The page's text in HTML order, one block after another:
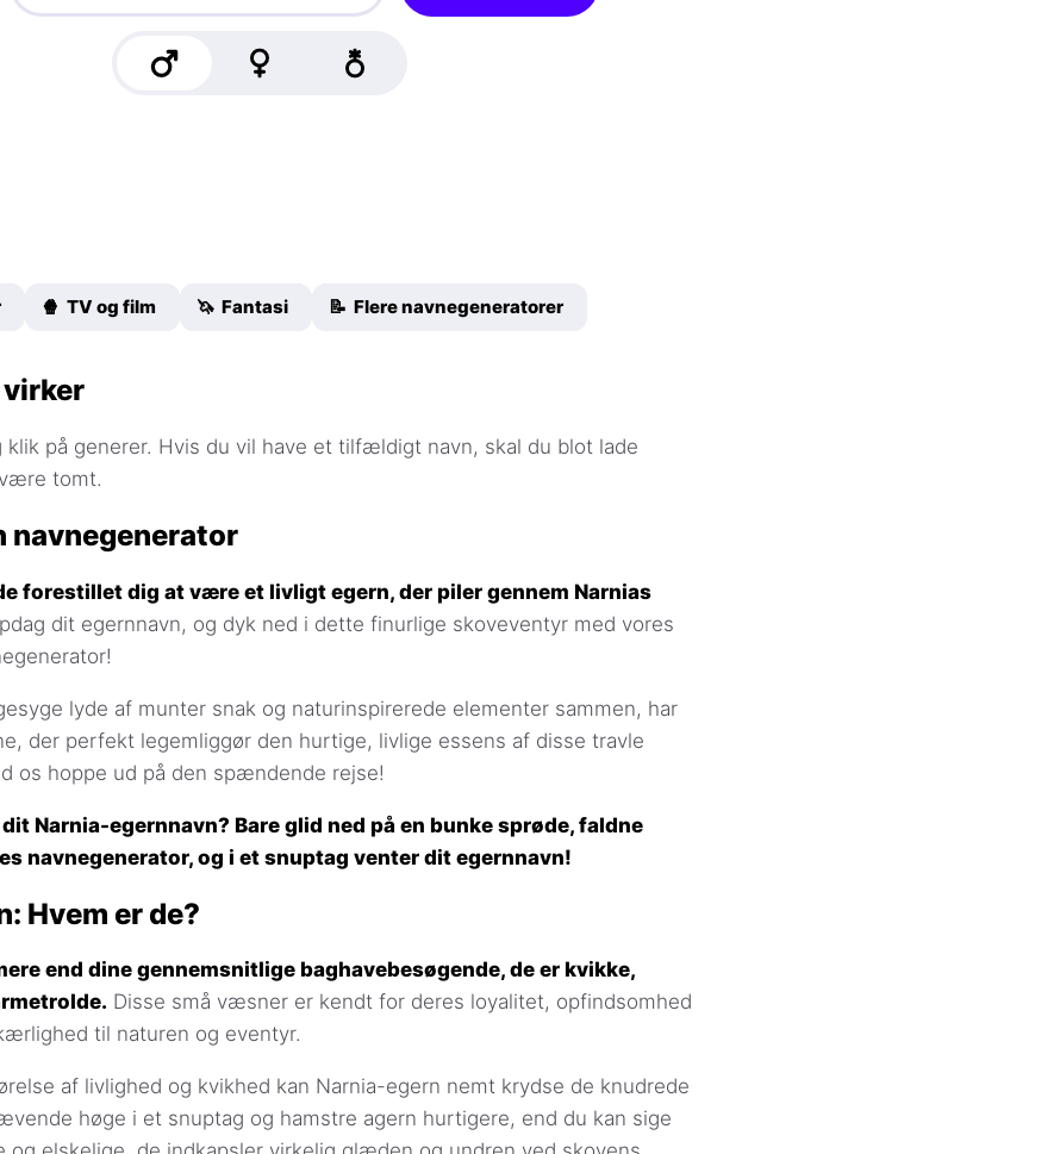
🍿 TV og film 🦄 Fantasi 📝 Flere navnegeneratorer
klik på generer. Hvis du vil have et tilfældigt navn, skal du blot lade
tomt.
navnegenerator
forestillet dig at være et livligt egern, der piler gennem Narnias
dit egernnavn, og dyk ned i dette finurlige skoveventyr med vores
lyde af munter snak og naturinspirerede elementer sammen, har
der perfekt legemliggør den hurtige, livlige essens af disse travle
os hoppe ud på den spændende rejse!
Narnia-egernnavn? Bare glid ned på en bunke sprøde, faldne
navnegenerator, og i et snuptag venter dit egernnavn!
Hvem er de?
end dine gennemsnitlige baghavebesøgende, de er kvikke,
Disse små væsner er kendt for deres loyalitet, opfindsomhed
til naturen og eventyr.
af livlighed og kvikhed kan Narnia-egern nemt krydse de knudrede
høge i et snuptag og hamstre agern hurtigere, end du kan sige